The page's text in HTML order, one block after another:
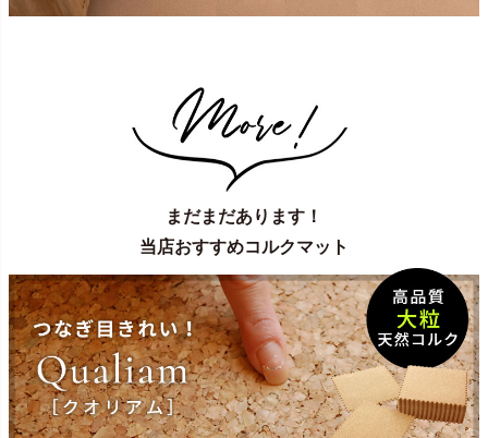
まだまだあります！
当店おすすめコルクマット